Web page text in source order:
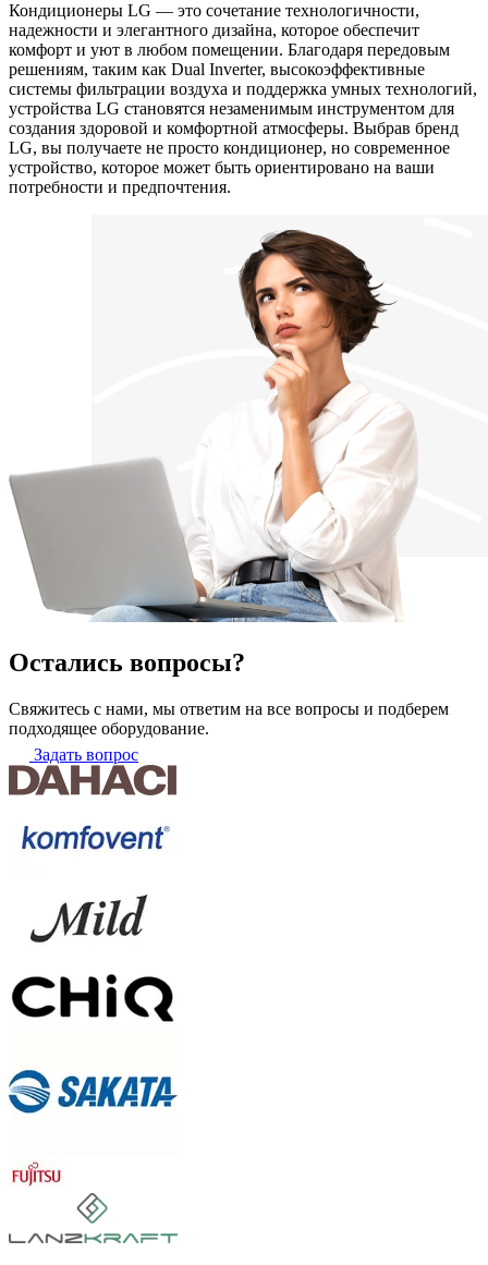
Кондиционеры LG — это сочетание технологичности,
надежности и элегантного дизайна, которое обеспечит
комфорт и уют в любом помещении. Благодаря передовым
решениям, таким как Dual Inverter, высокоэффективные
системы фильтрации воздуха и поддержка умных технологий,
устройства LG становятся незаменимым инструментом для
создания здоровой и комфортной атмосферы. Выбрав бренд
LG, вы получаете не просто кондиционер, но современное
устройство, которое может быть ориентировано на ваши
потребности и предпочтения.
Остались вопросы?
Свяжитесь с нами, мы ответим на все вопросы и подберем
подходящее оборудование.
Задать вопрос